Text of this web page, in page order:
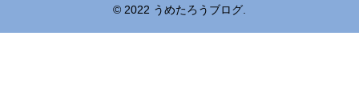
© 2022 うめたろうブログ.